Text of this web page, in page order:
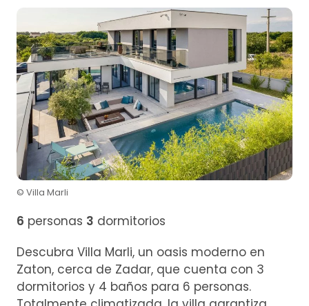
© Villa Marli
6 personas 3 dormitorios
Descubra Villa Marli, un oasis moderno en
Zaton, cerca de Zadar, que cuenta con 3
dormitorios y 4 baños para 6 personas.